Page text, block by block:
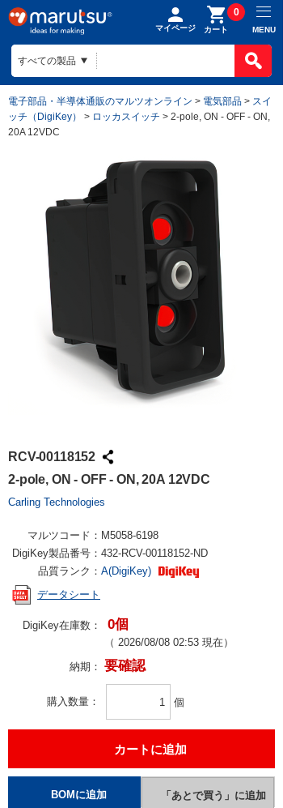
マイページ カート
0
MENU
電子部品・半導体通販のマルツオンライン > 電気部品 > スイ
ッチ（DigiKey）
> ロッカスイッチ > 2-pole, ON - OFF - ON,
20A 12VDC
RCV-00118152
2-pole, ON - OFF - ON, 20A 12VDC
Carling Technologies
マルツコード： M5058-6198
DigiKey製品番号： 432-RCV-00118152-ND
品質ランク： A(DigiKey)
データシート
DigiKey在庫数： 0個
（ 2026/08/08 02:53 現在）
納期： 要確認
購入数量 個